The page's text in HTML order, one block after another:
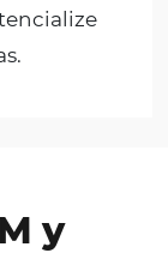
diretas